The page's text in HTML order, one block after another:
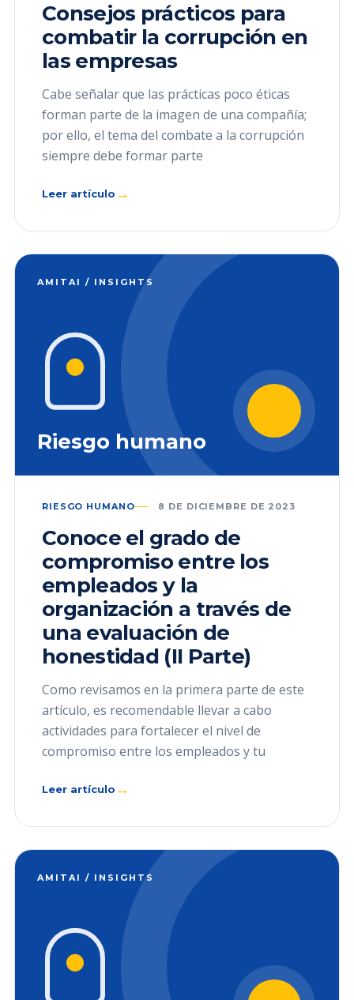
Consejos prácticos para
combatir la corrupción en
las empresas
Cabe señalar que las prácticas poco éticas
forman parte de la imagen de una compañía;
por ello, el tema del combate a la corrupción
siempre debe formar parte
Leer artículo →
AMITAI / INSIGHTS
Riesgo humano
RIESGO HUMANO 8 DE DICIEMBRE DE 2023
Conoce el grado de
compromiso entre los
empleados y la
organización a través de
una evaluación de
honestidad (II Parte)
Como revisamos en la primera parte de este
artículo, es recomendable llevar a cabo
actividades para fortalecer el nivel de
compromiso entre los empleados y tu
Leer artículo →
AMITAI / INSIGHTS